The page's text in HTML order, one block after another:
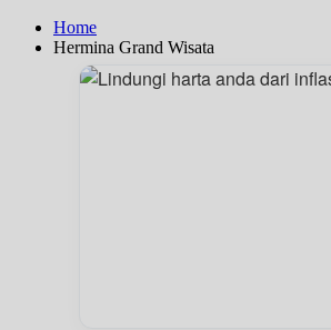
Home
Hermina Grand Wisata